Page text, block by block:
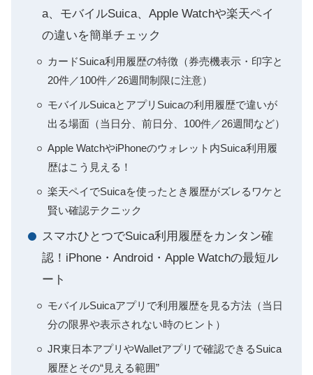
a、モバイルSuica、Apple Watchや楽天ペイ
の違いを簡単チェック
カードSuica利用履歴の特徴（券売機表示・印字と
20件／100件／26週間制限に注意）
モバイルSuicaとアプリSuicaの利用履歴で違いが
出る場面（当日分、前日分、100件／26週間など）
Apple WatchやiPhoneのウォレット内Suica利用履
歴はこう見える！
楽天ペイでSuicaを使ったとき履歴がズレるワケと
賢い確認テクニック
スマホひとつでSuica利用履歴をカンタン確
認！iPhone・Android・Apple Watchの最短ル
ート
モバイルSuicaアプリで利用履歴を見る方法（当日
分の限界や表示されない時のヒント）
JR東日本アプリやWalletアプリで確認できるSuica
履歴とその“見える範囲”